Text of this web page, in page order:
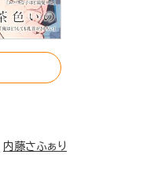
内藤さふぁり